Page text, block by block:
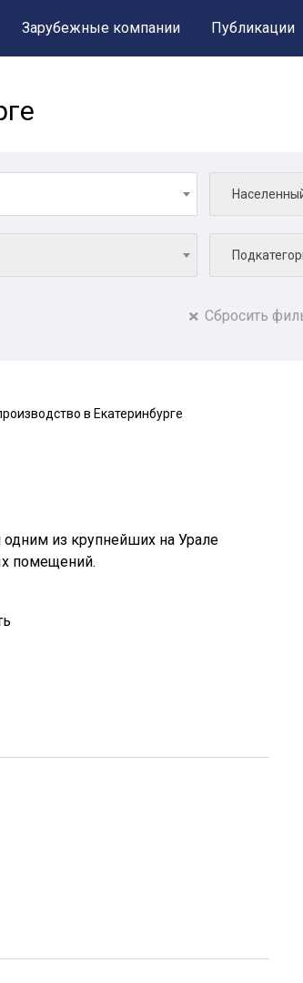
Зарубежные компании Публикации
Сбросить
в Екатеринбурге
из крупнейших на Урале
помещений.